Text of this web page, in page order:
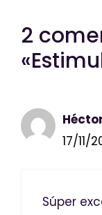
2
17/11/
Súper